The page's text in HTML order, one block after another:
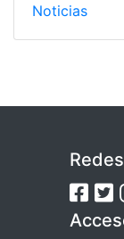
Noticias